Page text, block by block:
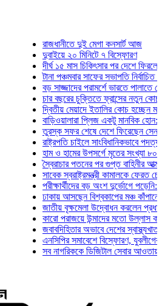
রাজধানীতে দুই মেগা কনসার্ট আজ
দুবাইয়ে ২০ মিনিটে ৭ বিস্ফোরণ
দীর্ঘ ১৫ মাস চিকিৎসার পর দেশে ফিরলেন
টানা পঞ্চমবার সাফের সভাপতি নির্বাচিত কাজী
বড় সাজ্জাদের পরামর্শে ভারতে পালাতে
চার বছরের চুক্তিতে ফ্রান্সের নতুন কোচ জিদান
দ্বিতীয় মেয়াদে ইতালির কোচ হচ্ছেন মানচিনি
বাড়িওয়ালারা প্লিজ একটু মানবিক হোন: মনিরা
তুরস্ক সফর শেষে দেশে ফিরেছেন সেনাপ্রধান
রাষ্ট্রপতি চাইলে সাংবিধানিকভাবে পদত্যাগ
হাম ও হামের উপসর্গে মৃতের সংখ্যা ৮০০ ছাড়াল
স্বৈরাচার পতনের পর গুপ্ত বাহিনীর আত্মপ্রকাশ:
সাবেক স্বরাষ্ট্রমন্ত্রী কামালকে ফেরত চেয়ে
পরীক্ষার্থীদের বড় অংশ দুর্ভোগে পড়েনি: ড.
ঢাকায় আসছেন বিশ্বকাপের মঞ্চ কাঁপানো সেই
জাতীয় বৃক্ষমেলা উদ্বোধন করলেন প্রধানমন্ত্রী
কারো পরাজয়ে উন্মাদের মতো উল্লাস করতে হয়
জবাবদিহিতার অভাবে দেশের স্বাস্থ্যখাত নানা
এনসিপির সমাবেশে বিস্ফোরণ, যুবলীগের দুই
সব নাগরিককে ডিজিটাল সেবার আওতায় আনতে